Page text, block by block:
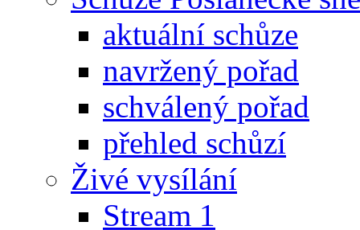
aktuální schůze
navržený pořad
schválený pořad
přehled schůzí
Živé vysílání
Stream 1